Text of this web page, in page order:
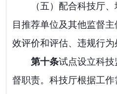
（五） 配合科技厅
目推荐单位及其他监督
效评价和评估、违规行为
第十条试点设立科
督职责。科技厅根据工